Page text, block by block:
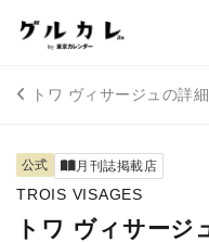
トワ ヴィサージュの詳
公式 月刊誌掲載店
TROIS VISAGES
トワ ヴィサージ